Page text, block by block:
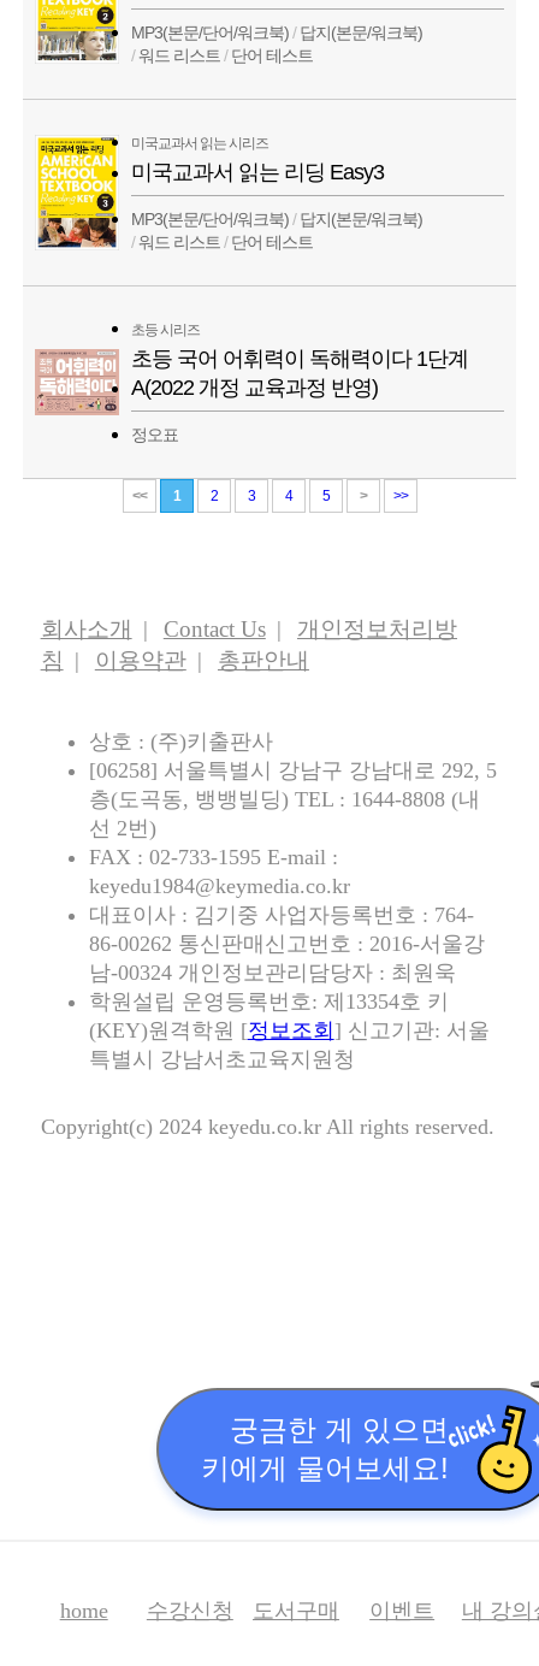
MP3(본문/단어/워크북) /답지(본문/워크북)
/워드 리스트 /단어 테스트
미국교과서 읽는 시리즈
미국교과서 읽는 리딩 Easy3
MP3(본문/단어/워크북) /답지(본문/워크북)
/워드 리스트 /단어 테스트
초등 시리즈
초등 국어 어휘력이 독해력이다 1단계
A(2022 개정 교육과정 반영)
정오표
<< 1 2 3 4 5 > >>
회사소개 Contact Us
개인정보처리방
침
이용약관 총판안내
상호 : (주)키출판사
[06258] 서울특별시 강남구 강남대로 292, 5
층(도곡동, 뱅뱅빌딩) TEL : 1644-8808 (내
선 2번)
FAX : 02-733-1595 E-mail :
keyedu1984@keymedia.co.kr
대표이사 : 김기중 사업자등록번호 : 764-
86-00262 통신판매신고번호 : 2016-서울강
남-00324 개인정보관리담당자 : 최원욱
학원설립 운영등록번호: 제13354호 키
(KEY)원격학원 [정보조회 ] 신고기관: 서울
특별시 강남서초교육지원청
Copyright(c) 2024 keyedu.co.kr All rights reserved.
궁금한 게 있으면
키에게 물어보세요!
home 수강신청 도서구매 이벤트 내 강의